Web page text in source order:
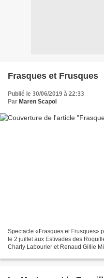
Frasques et Frusques
Publié le 30/06/2019 à 22:33
Par Maren Scapol
Spectacle «Frasques et Frusques»
le 2 juillet aux Estivades des
Charly Labourier et Renaud Gillie